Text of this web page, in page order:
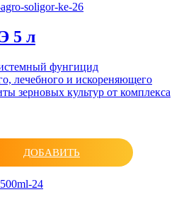
5 л
фунгицид
лечебного и искореняющего
зерновых культур от комплекса
ДОБАВИТЬ